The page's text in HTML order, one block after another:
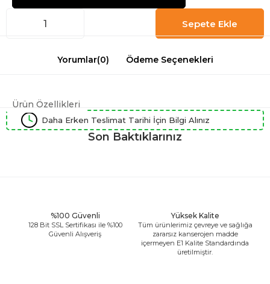
Yorumlar(0) Ödeme Seçenekleri
Ürün Özellikleri
Daha Erken Teslimat Tarihi İçin Bilgi Alınız
Son Baktıklarınız
%100 Güvenli
128 Bit SSL Sertifikası ile %100
Güvenli Alışveriş
Yüksek Kalite
Tüm ürünlerimiz çevreye ve sağlığa
zararsız kanserojen madde
içermeyen E1 Kalite Standardında
üretilmiştir.